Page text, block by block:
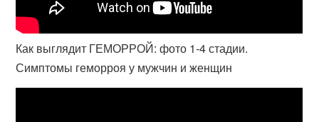
Как выглядит ГЕМОРРОЙ: фото 1-4 стадии.
Симптомы геморроя у мужчин и женщин